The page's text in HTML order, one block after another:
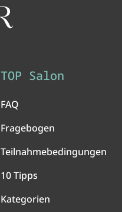
TOP Salon
FAQ
Fragebogen
Teilnahmebedingungen
10 Tipps
Kategorien